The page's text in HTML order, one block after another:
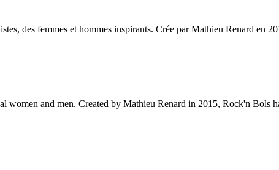
des femmes et hommes inspirants. Crée par Mathieu Renard en
and men. Created by Mathieu Renard in 2015, Rock'n Bols